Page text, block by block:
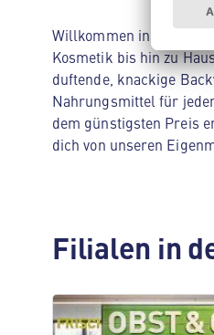
Willkommen in deinem
Kosmetik bis hin zu
duftende, knackige
Nahrungsmittel für
dem günstigsten Preis
dich von unseren
Filialen in